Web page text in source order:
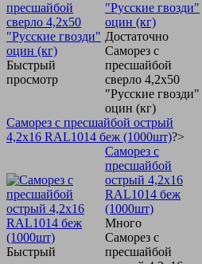
Быстрый
просмотр
"Русские гвозди"
оцин (кг)
Достаточно
Саморез с
пресшайбой
сверло 4,2х50
"Русские гвозди"
оцин (кг)
Саморез с пресшайбой острый
4,2х16 RAL1014 беж (1000шт)?>
Быстрый
Саморез с
пресшайбой
острый 4,2х16
RAL1014 беж
(1000шт)
Много
Саморез с
пресшайбой